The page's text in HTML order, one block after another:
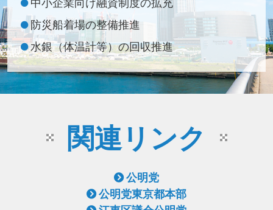
中小企業向け融資制度の拡充
防災船着場の整備推進
水銀（体温計等）の回収推進
関連リンク
公明党
公明党東京都本部